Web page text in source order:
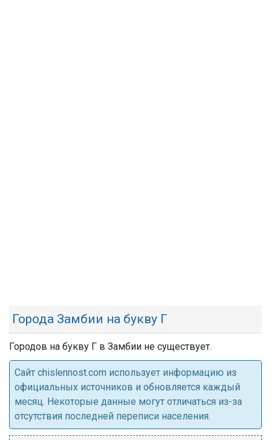
Города Замбии на букву Г
Городов на букву Г в Замбии не существует.
Cайт chislennost.com использует информацию из
официальных источников и обновляется каждый
месяц. Некоторые данные могут отличаться из-за
отсутствия последней переписи населения.